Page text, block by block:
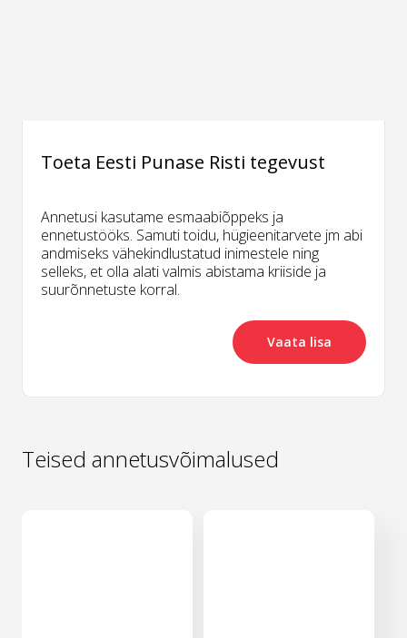
Toeta Eesti Punase Risti tegevust
Annetusi kasutame esmaabiõppeks ja
ennetustööks. Samuti toidu, hügieenitarvete jm abi
andmiseks vähekindlustatud inimestele ning
selleks, et olla alati valmis abistama kriiside ja
suurõnnetuste korral.
Vaata lisa
Teised annetusvõimalused